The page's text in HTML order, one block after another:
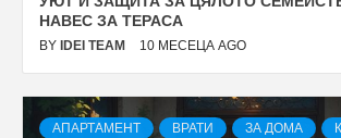
НАВЕС ЗА ТЕРАСА
BY IDEI TEAM 10 МЕСЕЦА AGO
АПАРТАМЕНТ ВРАТИ ЗА ДОМА